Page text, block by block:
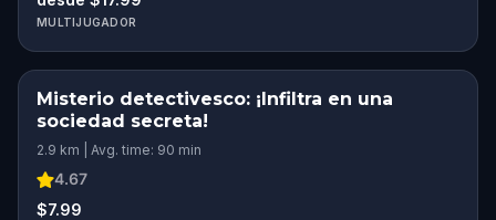
MULTIJUGADOR
Misterio detectivesco: ¡Infiltra en una
sociedad secreta!
2.9 km | Avg. time: 90 min
4.67
$7.99